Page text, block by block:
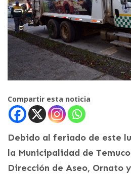
Compartir esta noticia
Debido al feriado de este
la Municipalidad de
Dirección de Aseo, Ornato